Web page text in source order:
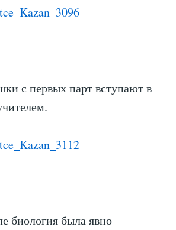
с первых парт вступают в
биология была явно